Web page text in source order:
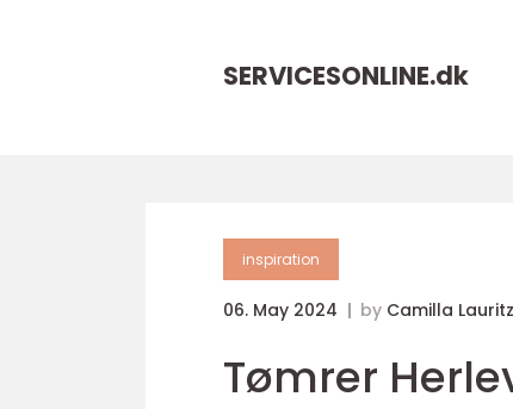
SERVICESONLINE.dk
inspiration
06. May 2024 by Camilla
Tømrer